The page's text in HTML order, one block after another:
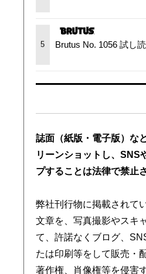
5 Brutus No. 1056 試し
誌面（紙版・電子版）な
リーンショットし、SNS
プすることは法律で禁止
弊社刊行物に掲載されて
文章を、写真撮影やスキ
て、許諾なくブログ、
たは印刷等をして販売・
著作権、肖像権等を侵害